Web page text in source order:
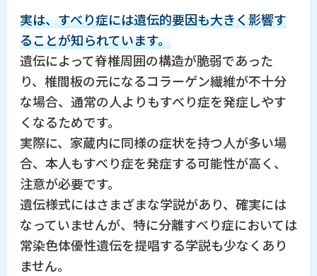
実は、すべり症には遺伝的要因も大きく影響す
ることが知られています。
遺伝によって脊椎周囲の構造が脆弱であった
り、椎間板の元になるコラーゲン繊維が不十分
な場合、通常の人よりもすべり症を発症しやす
くなるためです。
実際に、家蔵内に同様の症状を持つ人が多い場
合、本人もすべり症を発症する可能性が高く、
注意が必要です。
遺伝様式にはさまざまな学説があり、確実には
なっていませんが、特に分離すべり症においては
常染色体優性遺伝を提唱する学説も少なくあり
ません。